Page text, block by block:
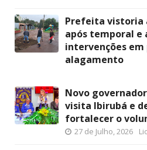
Prefeita vistoria
após temporal e
intervenções em
alagamento
Novo
visita Ibirubá e
fortalecer o
27 de Julho, 2026